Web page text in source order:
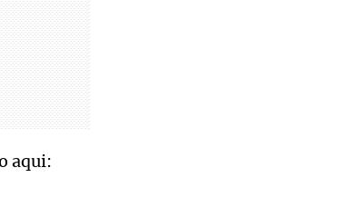
aqui: